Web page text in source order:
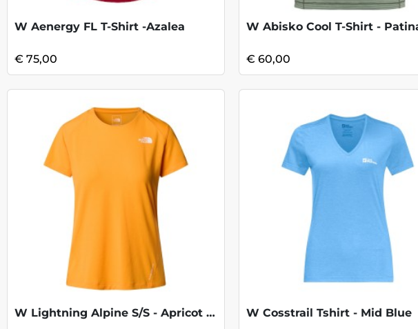
W Aenergy FL T-Shirt -Azalea
€ 75,00 € 60,00
W Lightning Alpine S/S - Apricot Glaze W Cosstrail Tshirt - Mid Blue